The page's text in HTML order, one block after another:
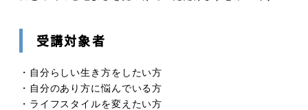
受講対象者
・自分らしい生き方をしたい方
・自分のあり方に悩んでいる方
・ライフスタイルを変えたい方